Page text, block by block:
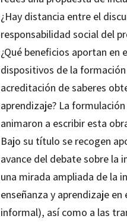
¿Hay distancia entre el
responsabilidad social del
¿Qué beneficios aportan en
dispositivos de la formación
acreditación de saberes
aprendizaje? La
animaron a escribir esta
Bajo su título se recogen
avance del debate sobre la
una mirada ampliada de la
enseñanza y aprendizaje
informal), así como a las